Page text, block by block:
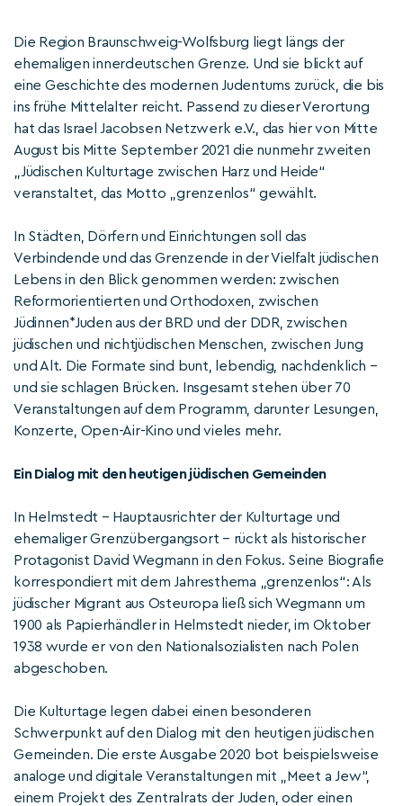
Die Region Braunschweig-Wolfsburg liegt längs der
ehemaligen innerdeutschen Grenze. Und sie blickt auf
eine Geschichte des modernen Judentums zurück, die bis
ins frühe Mittelalter reicht. Passend zu dieser Verortung
hat das Israel Jacobsen Netzwerk e.V., das hier von Mitte
August bis Mitte September 2021 die nunmehr zweiten
„Jüdischen Kulturtage zwischen Harz und Heide“
veranstaltet, das Motto „grenzenlos“ gewählt.
In Städten, Dörfern und Einrichtungen soll das
Verbindende und das Grenzende in der Vielfalt jüdischen
Lebens in den Blick genommen werden: zwischen
Reformorientierten und Orthodoxen, zwischen
Jüdinnen*Juden aus der BRD und der DDR, zwischen
jüdischen und nichtjüdischen Menschen, zwischen Jung
und Alt. Die Formate sind bunt, lebendig, nachdenklich –
und sie schlagen Brücken. Insgesamt stehen über 70
Veranstaltungen auf dem Programm, darunter Lesungen,
Konzerte, Open-Air-Kino und vieles mehr.
Ein Dialog mit den heutigen jüdischen Gemeinden
In Helmstedt – Hauptausrichter der Kulturtage und
ehemaliger Grenzübergangsort – rückt als historischer
Protagonist David Wegmann in den Fokus. Seine Biografie
korrespondiert mit dem Jahresthema „grenzenlos“: Als
jüdischer Migrant aus Osteuropa ließ sich Wegmann um
1900 als Papierhändler in Helmstedt nieder, im Oktober
1938 wurde er von den Nationalsozialisten nach Polen
abgeschoben.
Die Kulturtage legen dabei einen besonderen
Schwerpunkt auf den Dialog mit den heutigen jüdischen
Gemeinden. Die erste Ausgabe 2020 bot beispielsweise
analoge und digitale Veranstaltungen mit „Meet a Jew“,
einem Projekt des Zentralrats der Juden, oder einen